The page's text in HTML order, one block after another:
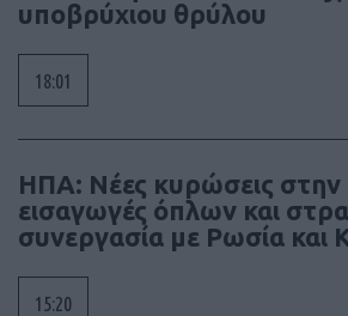
υποβρύχιου θρύλου
18:01
ΗΠΑ: Νέες κυρώσεις στην
εισαγωγές όπλων και
συνεργασία με Ρωσία και
15:20